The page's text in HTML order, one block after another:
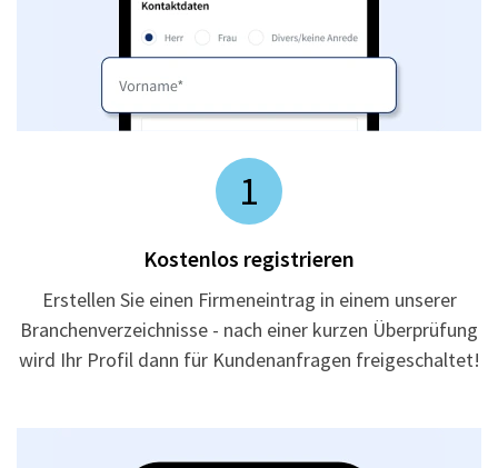
1
Kostenlos registrieren
Erstellen Sie einen Firmeneintrag in einem unserer
Branchenverzeichnisse - nach einer kurzen Überprüfung
wird Ihr Profil dann für Kundenanfragen freigeschaltet!